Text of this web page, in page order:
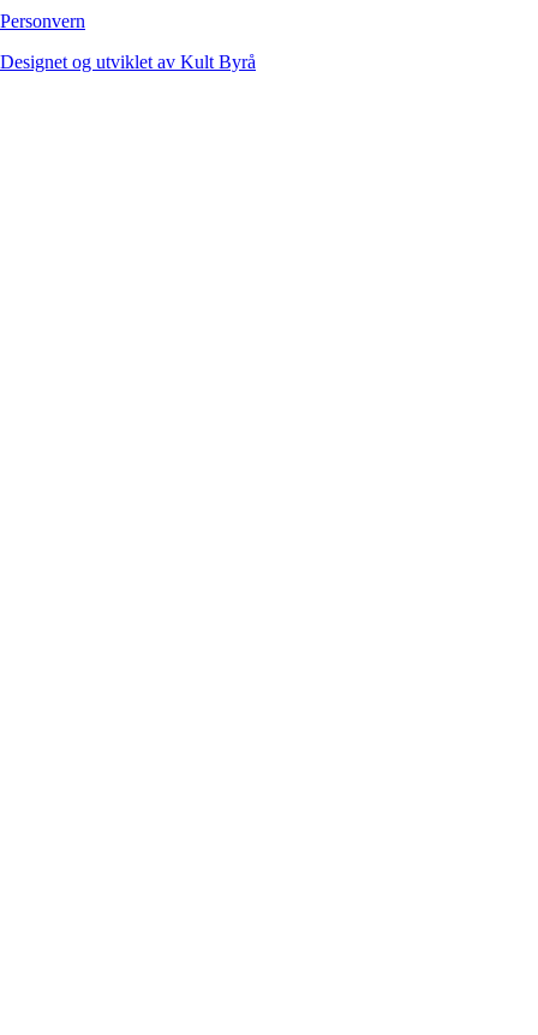
Personvern
Designet og utviklet av Kult Byrå